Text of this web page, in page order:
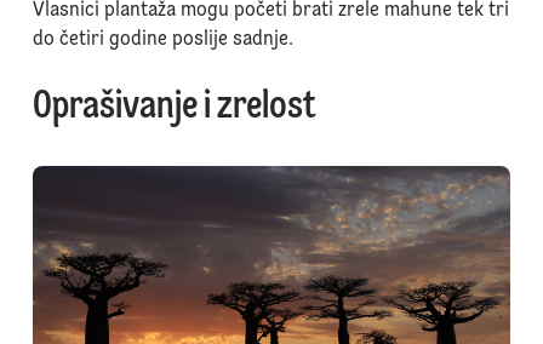
Vlasnici plantaža mogu početi brati zrele mahune tek tri
do četiri godine poslije sadnje.
Oprašivanje i zrelost